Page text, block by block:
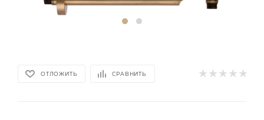
ОТЛОЖИТЬ СРАВНИТЬ